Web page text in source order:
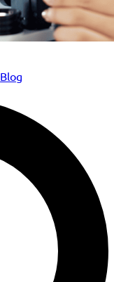
Blog